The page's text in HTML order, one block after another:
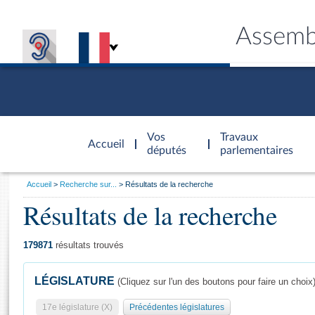
Accueil
d'accueil
Vos
députés
Travaux
parlementaires
Général
Vous
Accueil Recherche sur... Résultats de la recherche
Résultats de la recherche
179871 résultats trouvés
LÉGISLATURE (Cliquez sur l'un des boutons pour faire un choix)
17e législature (X) Précédentes législatures